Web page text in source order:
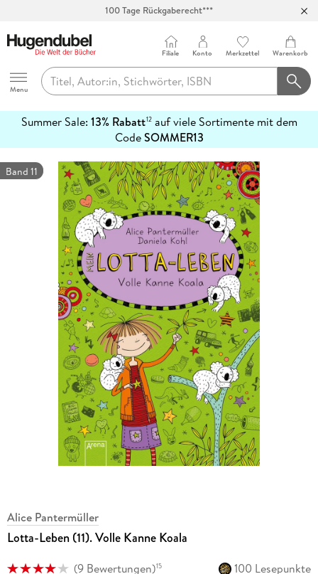
100 Tage Rückgaberecht***
Hugendubel
Menu
Filiale Konto Merkzettel Warenkorb
Summer Sale: 13% Rabatt12auf viele Sortimente mit dem
CodeSOMMER13
erfahren
Band 11
Alice Pantermüller
Lotta-Leben (11). Volle Kanne Koala
(9 Bewertungen)15
100 Lesepunkte